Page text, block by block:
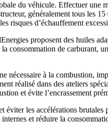
du véhicule. Effectuer une
généralement tous les
risques d’échauffement
proposent des huiles
de carburant,
à la combustion,
réalisé dans des ateliers
et évite l’encrassement
les accélérations
et réduire la